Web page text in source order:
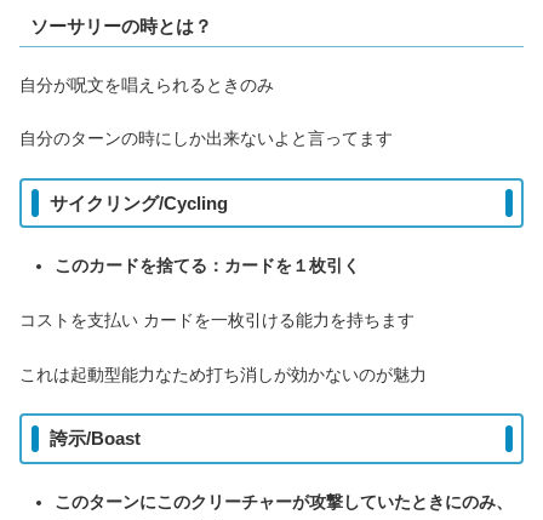
ソーサリーの時とは？
自分が呪文を唱えられるときのみ
自分のターンの時にしか出来ないよと言ってます
サイクリング/Cycling
このカードを捨てる：カードを１枚引く
コストを支払い カードを一枚引ける能力を持ちます
これは起動型能力なため打ち消しが効かないのが魅力
誇示/Boast
このターンにこのクリーチャーが攻撃していたときにのみ、